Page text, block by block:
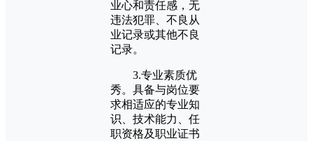
业心和责任感，无
违法犯罪、不良从
业记录或其他不良
记录。
3.专业素质优
秀。具备与岗位要
求相适应的专业知
识、技术能力、任
职资格及职业证书